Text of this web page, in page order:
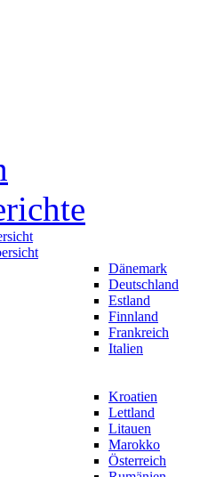
Dänemark
Deutschland
Estland
Finnland
Frankreich
Italien
Kroatien
Lettland
Litauen
Marokko
Österreich